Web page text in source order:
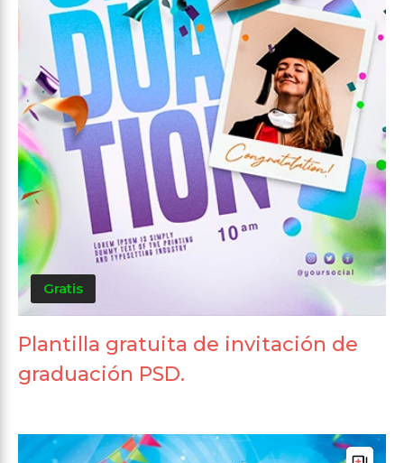
Gratis
Plantilla gratuita de invitación de
graduación PSD.